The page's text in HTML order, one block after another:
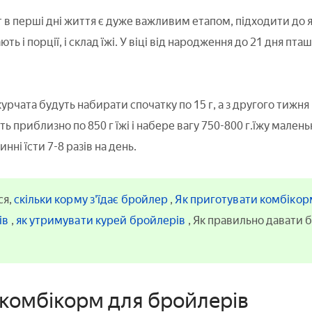
перші дні життя є дуже важливим етапом, підходити до
і порції, і склад їжі. У віці від народження до 21 дня
будуть набирати спочатку по 15 г, а з другого
приблизно по 850 г їжі і набере вагу 750-800 г.їжу
їсти 7-8 разів на день.
скільки корму з'їдає бройлер ,Як приготувати
, як утримувати курей бройлерів , Як правильно давати
для бройлерів